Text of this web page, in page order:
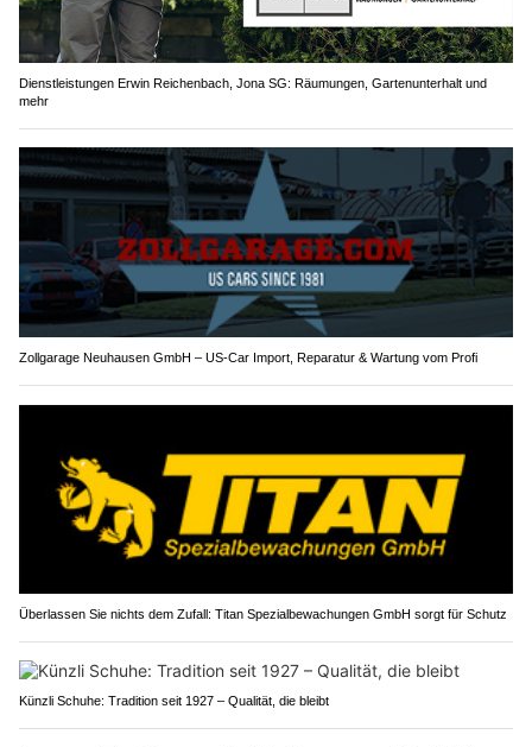
Dienstleistungen Erwin Reichenbach, Jona SG: Räumungen, Gartenunterhalt und
mehr
Zollgarage Neuhausen GmbH – US-Car Import, Reparatur & Wartung vom Profi
Überlassen Sie nichts dem Zufall: Titan Spezialbewachungen GmbH sorgt für Schutz
Künzli Schuhe: Tradition seit 1927 – Qualität, die bleibt